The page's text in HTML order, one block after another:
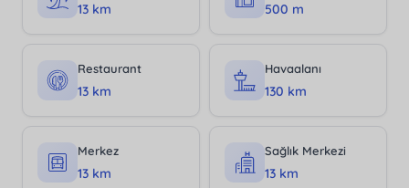
13 km 500 m
Restaurant
13 km
Havaalanı
130 km
Merkez
13 km
Sağlık Merkezi
13 km